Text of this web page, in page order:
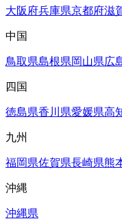
大阪府兵庫県京都府滋
中国
鳥取県島根県岡山県広
四国
徳島県香川県愛媛県高
九州
福岡県佐賀県長崎県熊
沖縄
沖縄県